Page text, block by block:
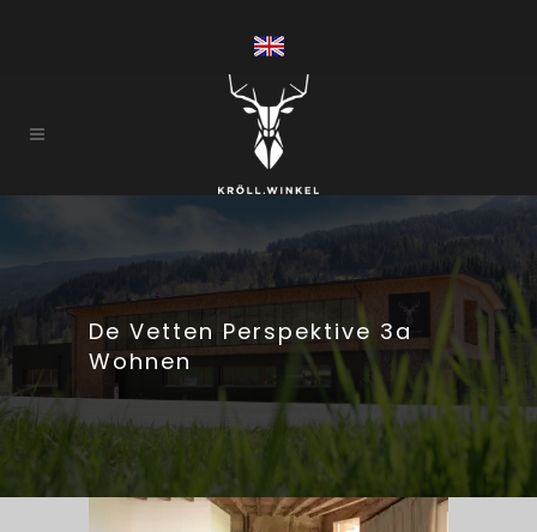
De Vetten Perspektive 3a
Wohnen